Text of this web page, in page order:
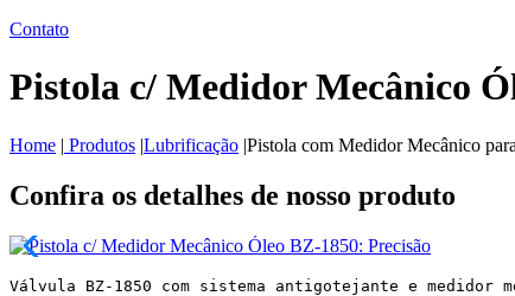
Contato
Pistola c/ Medidor Mecânico
Home | Produtos |Lubrificação |Pistola com Medidor Mecânico
Confira os detalhes de nosso produto
Válvula BZ-1850 com sistema antigotejante e